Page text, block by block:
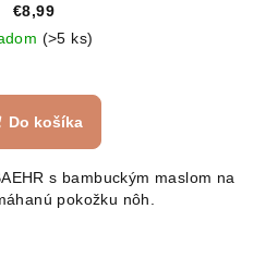
€8,99
(>5 ks)
Do košíka
s bambuckým maslom na
pokožku nôh.